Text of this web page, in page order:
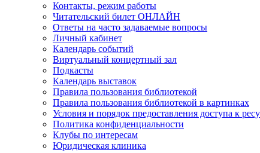
Контакты, режим работы
Читательский билет ОНЛАЙН
Ответы на часто задаваемые вопросы
Личный кабинет
Календарь событий
Виртуальный концертный зал
Подкасты
Календарь выставок
Правила пользования библиотекой
Правила пользования библиотекой в картинках
Условия и порядок предоставления доступа к
Политика конфиденциальности
Клубы по интересам
Юридическая клиника